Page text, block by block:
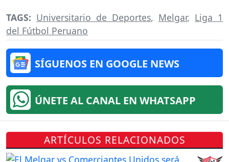
TAGS: Universitario de Deportes, Melgar, Liga 1
del Fútbol Peruano
SÍGUENOS EN GOOGLE NEWS
ÚNETE AL CANAL EN WHATSAPP
ARTÍCULOS RELACIONADOS